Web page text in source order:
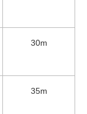
30m
35m